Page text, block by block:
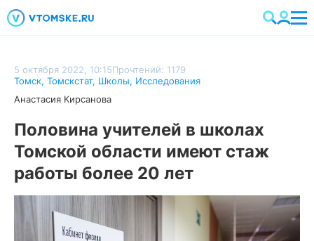
5 октября 2022, 10:15Прочтений: 1179
Томск, Томскстат, Школы, Исследования
Анастасия Кирсанова
Половина учителей в школах
Томской области имеют стаж
работы более 20 лет